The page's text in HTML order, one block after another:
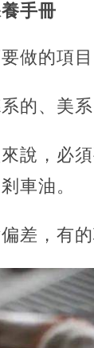
手冊
做的項目
的、美
說，必
車油。
差，有